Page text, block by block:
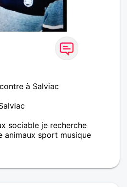
à Salviac
sociable je recherche
animaux sport musique